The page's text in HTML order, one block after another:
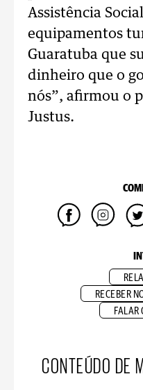
Assistência
equipamentos
Guaratuba que
dinheiro que o
nós”, afirmou o
Justus.
RECEBER
FALAR
CONTEÚDO DE